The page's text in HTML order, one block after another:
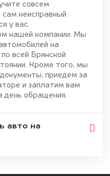
совсем
неисправный
у вас.
нашей компании. Мы
на
всей Брянской
Кроме того, мы
приедем за
и заплатим вам
день обращения.
авто на